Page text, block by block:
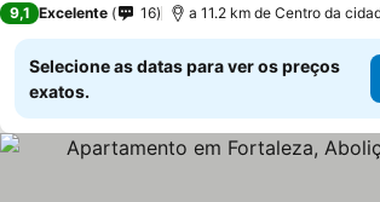
9,1 Excelente 16 a 11.2 km de Centro da
Selecione as datas para ver os preços
exatos.